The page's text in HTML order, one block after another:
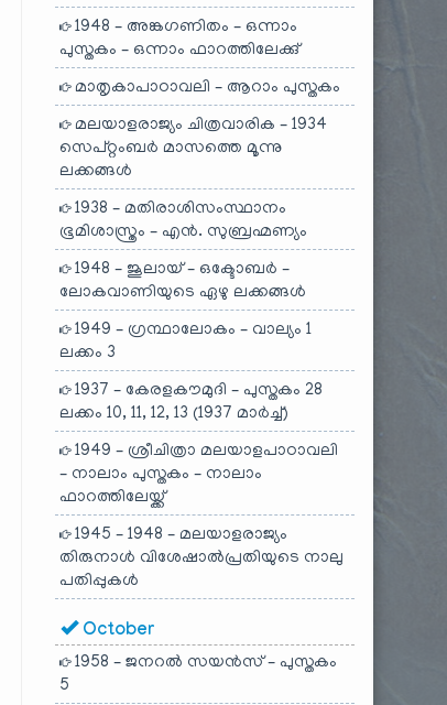
1948 – അങ്കഗണിതം – ഒന്നാം
പുസ്തകം – ഒന്നാം ഫാറത്തിലേക്കു്
മാതൃകാപാഠാവലി – ആറാം പുസ്തകം
മലയാളരാജ്യം ചിത്രവാരിക – 1934
സെപ്റ്റംബർ മാസത്തെ മൂന്നു
ലക്കങ്ങൾ
1938 – മതിരാശിസംസ്ഥാനം
ഭൂമിശാസ്ത്രം – എൻ. സുബ്രഹ്മണ്യം
1948 – ജൂലായ് – ഒക്ടോബർ –
ലോകവാണിയുടെ ഏഴു ലക്കങ്ങൾ
1949 – ഗ്രന്ഥാലോകം – വാല്യം 1
ലക്കം 3
1937 – കേരളകൗമുദി – പുസ്തകം 28
ലക്കം 10, 11, 12, 13 (1937 മാർച്ച്)
1949 – ശ്രീചിത്രാ മലയാളപാഠാവലി
– നാലാം പുസ്തകം – നാലാം
ഫാറത്തിലേയ്ക്ക്
1945 – 1948 – മലയാളരാജ്യം
തിരുനാൾ വിശേഷാൽപ്രതിയുടെ നാലു
പതിപ്പുകൾ
October
1958 – ജനറൽ സയൻസ് – പുസ്തകം
5